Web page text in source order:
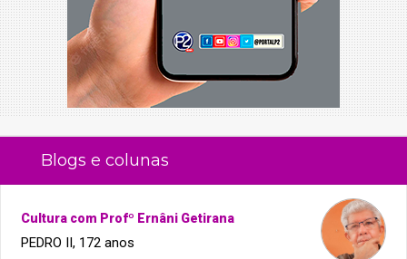
Blogs e colunas
Cultura com Profº Ernâni Getirana
PEDRO II, 172 anos